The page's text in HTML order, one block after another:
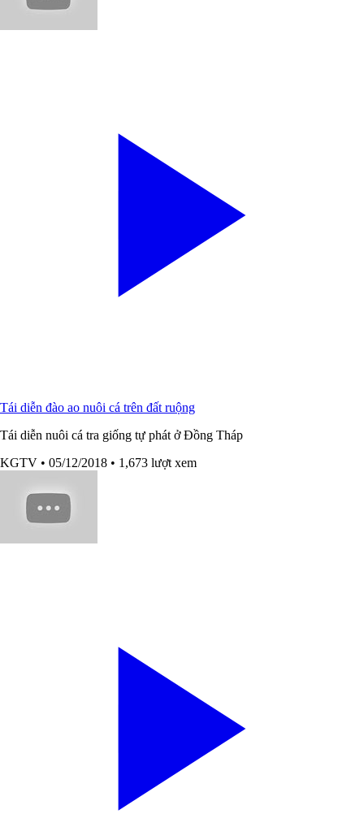
Tái diễn đào ao nuôi cá trên đất ruộng
Tái diễn nuôi cá tra giống tự phát ở Đồng Tháp
KGTV • 05/12/2018 • 1,673 lượt xem